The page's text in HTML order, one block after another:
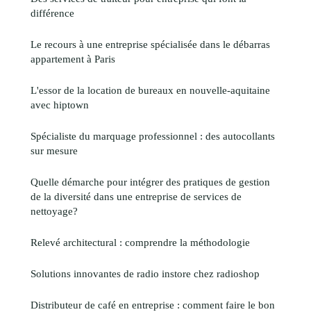
différence
Le recours à une entreprise spécialisée dans le débarras
appartement à Paris
L'essor de la location de bureaux en nouvelle-aquitaine
avec hiptown
Spécialiste du marquage professionnel : des autocollants
sur mesure
Quelle démarche pour intégrer des pratiques de gestion
de la diversité dans une entreprise de services de
nettoyage?
Relevé architectural : comprendre la méthodologie
Solutions innovantes de radio instore chez radioshop
Distributeur de café en entreprise : comment faire le bon